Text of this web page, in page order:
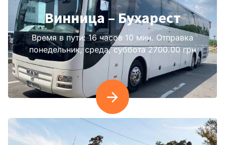
Винница – Бухарест
Время в пути: 16 часов 10 мин. Отправка
понедельник, среда, суббота 2700.00 грн